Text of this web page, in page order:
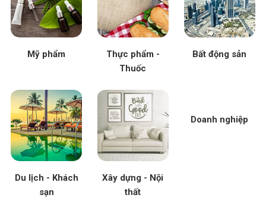
Mỹ phẩm
Thực phẩm -
Thuốc
Bất động sản
Du lịch - Khách
sạn
Xây dựng - Nội
thất
Doanh nghiệp